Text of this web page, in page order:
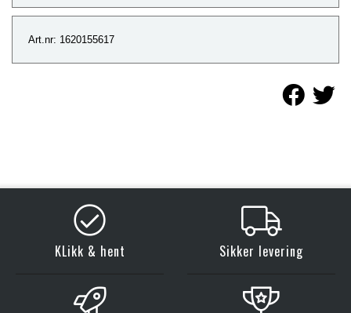
Art.nr: 1620155617
KLikk & hent Sikker levering